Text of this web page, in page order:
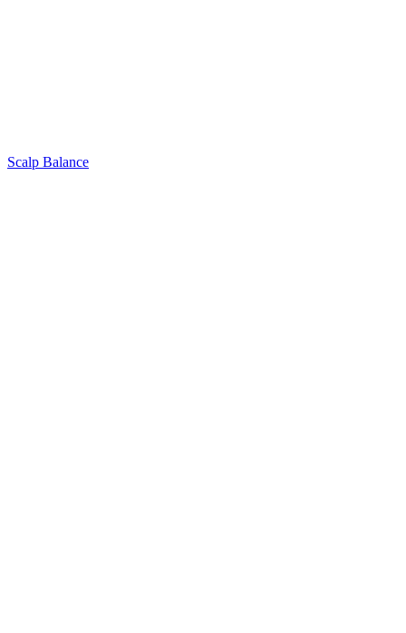
Scalp Balance